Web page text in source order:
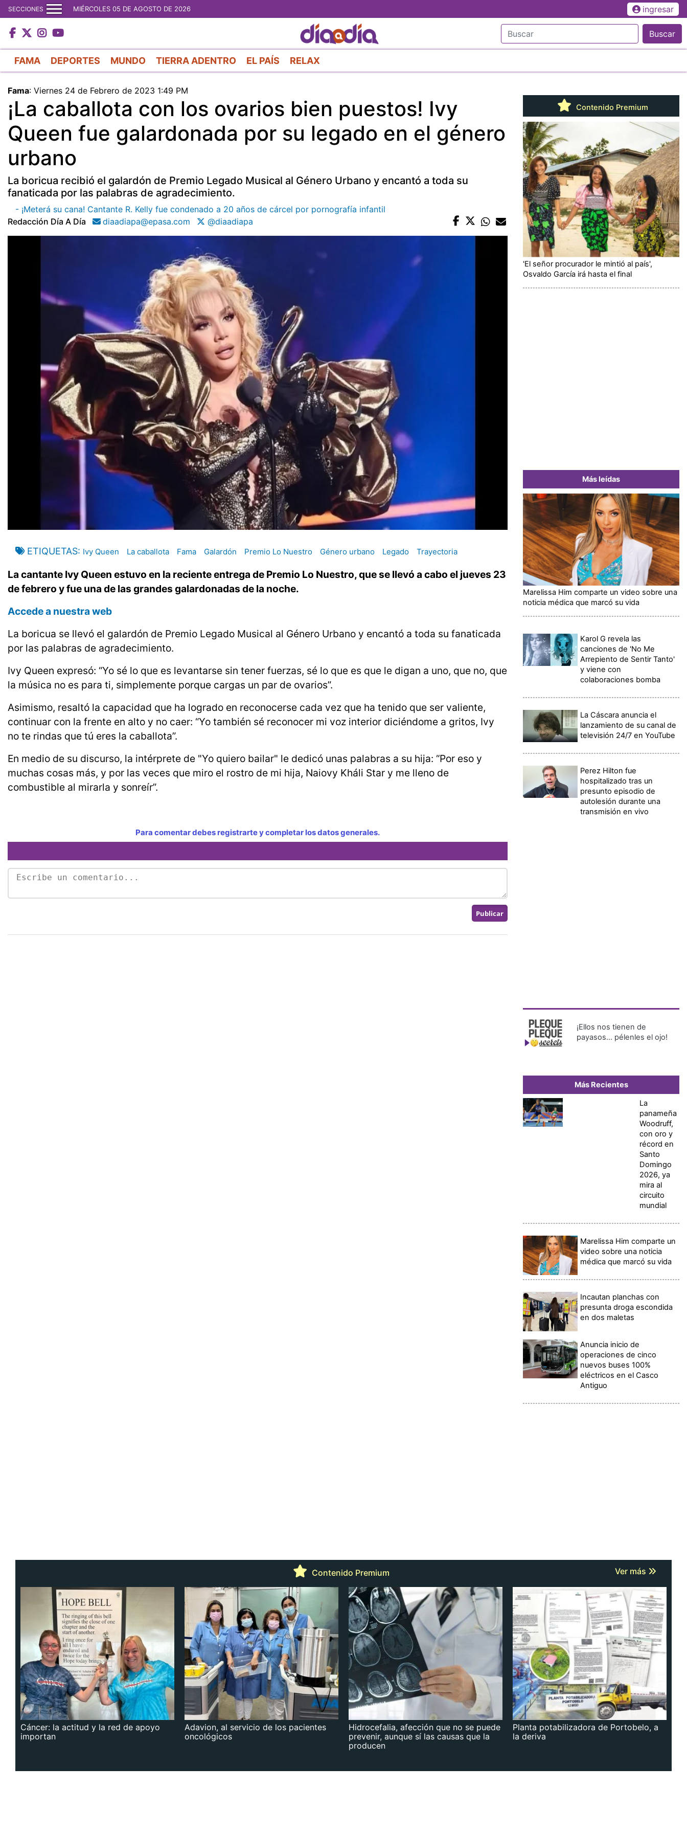
al
contenido
principal
SECCIONES MIÉRCOLES 05 DE AGOSTO DE 2026 ingresar
Buscar
FAMA DEPORTES MUNDO TIERRA ADENTRO EL PAÍS RELAX
Fama: Viernes 24 de Febrero de 2023 1:49 PM
¡La caballota con los ovarios bien puestos! Ivy
Queen fue galardonada por su legado en el género
urbano
La boricua recibió el galardón de Premio Legado Musical al Género Urbano y encantó a toda su
fanaticada por las palabras de agradecimiento.
- ¡Meterá su cana! Cantante R. Kelly fue condenado a 20 años de cárcel por pornografía infantil
Redacción Día A Día
diaadiapa@epasa.com @diaadiapa
ETIQUETAS Ivy Queen La caballota Fama Galardón Premio Lo Nuestro Género urbano Legado Trayectoria
La cantante Ivy Queen estuvo en la reciente entrega de Premio Lo Nuestro, que se llevó a cabo el jueves 23
de febrero y fue una de las grandes galardonadas de la noche.
Accede a nuestra web
La boricua se llevó el galardón de Premio Legado Musical al Género Urbano y encantó a toda su fanaticada
por las palabras de agradecimiento.
Ivy Queen expresó: “Yo sé lo que es levantarse sin tener fuerzas, sé lo que es que le digan a uno, que no, que
la música no es para ti, simplemente porque cargas un par de ovarios”.
Asimismo, resaltó la capacidad que ha logrado en reconocerse cada vez que ha tenido que ser valiente,
continuar con la frente en alto y no caer: “Yo también sé reconocer mi voz interior diciéndome a gritos, Ivy
no te rindas que tú eres la caballota”.
En medio de su discurso, la intérprete de "Yo quiero bailar" le dedicó unas palabras a su hija: “Por eso y
muchas cosas más, y por las veces que miro el rostro de mi hija, Naiovy Kháli Star y me lleno de
combustible al mirarla y sonreír”.
Para comentar debes registrarte y completar los datos generales.
Contenido Premium
'El señor procurador le mintió al país',
Osvaldo García irá hasta el final
Más leídas
Marelissa Him comparte un video sobre una
noticia médica que marcó su vida
Karol G revela las
canciones de 'No Me
Arrepiento de Sentir Tanto'
y viene con
colaboraciones bomba
La Cáscara anuncia el
lanzamiento de su canal de
televisión 24/7 en YouTube
Perez Hilton fue
hospitalizado tras un
presunto episodio de
autolesión durante una
transmisión en vivo
¡Ellos nos tienen de
payasos… pélenles el ojo!
Más Recientes
La
panameña
Woodruff,
con oro y
récord en
Santo
Domingo
2026, ya
mira al
circuito
mundial
Marelissa Him comparte un
video sobre una noticia
médica que marcó su vida
Incautan planchas con
presunta droga escondida
en dos maletas
Anuncia inicio de
operaciones de cinco
nuevos buses 100%
eléctricos en el Casco
Antiguo
Contenido Premium Ver más
Cáncer: la actitud y la red de apoyo
importan
Adavion, al servicio de los pacientes
oncológicos
Hidrocefalia, afección que no se puede
prevenir, aunque sí las causas que la
producen
Planta potabilizadora de Portobelo, a
la deriva